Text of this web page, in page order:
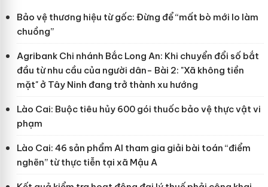
Bảo vệ thương hiệu từ gốc: Đừng để “mất bò mới lo làm
chuồng”
Agribank Chi nhánh Bắc Long An: Khi chuyển đổi số bắt
đầu từ nhu cầu của người dân- Bài 2: "Xã không tiền
mặt" ở Tây Ninh đang trở thành xu hướng
Lào Cai: Buộc tiêu hủy 600 gói thuốc bảo vệ thực vật vi
phạm
Lào Cai: 46 sản phẩm AI tham gia giải bài toán “điểm
nghẽn” từ thực tiễn tại xã Mậu A